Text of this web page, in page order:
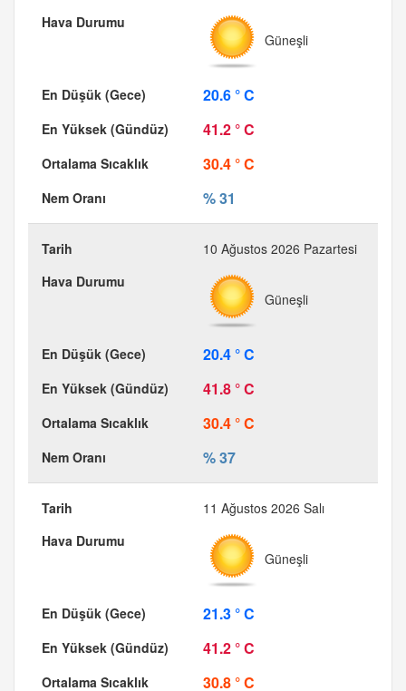
Güneşli
20.6 ° C
41.2 ° C
30.4 ° C
% 31
10 Ağustos 2026 Pazartesi
Güneşli
20.4 ° C
41.8 ° C
30.4 ° C
% 37
11 Ağustos 2026 Salı
Güneşli
21.3 ° C
41.2 ° C
30.8 ° C